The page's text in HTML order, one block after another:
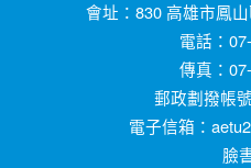
會址：830 高雄市鳳
電話：
傳真：
郵政劃撥帳
電子信箱：
臉